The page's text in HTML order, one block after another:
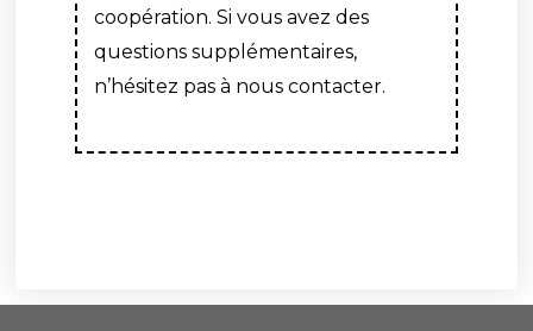
coopération. Si vous avez des
questions supplémentaires,
n’hésitez pas à nous contacter.